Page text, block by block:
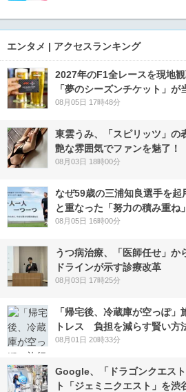
エンタメ | アクセスランキング
2027年のF1全レースを現地
「夢のシーズンチケット」が
08月05日 17時48分
東雲うみ、「スピリッツ」の
艶な雰囲気でファンを魅了！
08月03日 18時00分
なぜ59歳の三浦知良選手を
と重なった「努力の積み重ね」
08月05日 16時00分
うつ病治療、「医師任せ」
ドラインが示す診療改革
08月03日 17時25分
「帰宅後、冷蔵庫が空っぽ
トレス 負担を減らす賢い方
08月01日 20時33分
Google、「ドラゴンクエス
ト「ジェミニクエスト」を渋